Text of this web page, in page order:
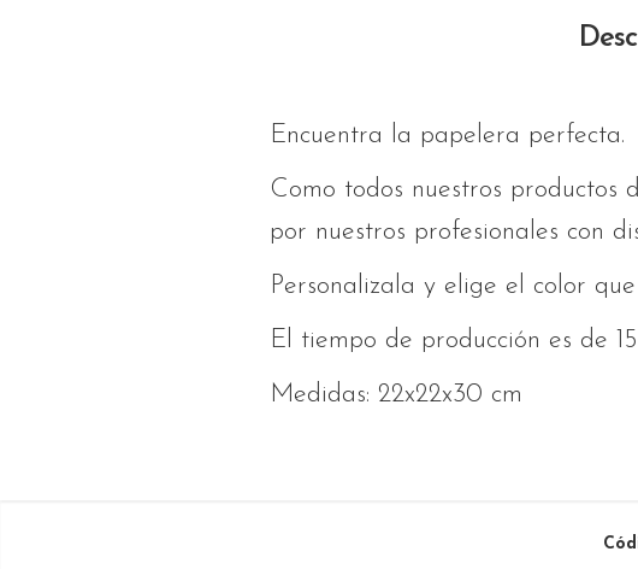
Encuentra la papelera perfecta.
Como todos nuestros
por nuestros profesionales con
Personalizala y elige el color
El tiempo de producción es de
Medidas: 22x22x30 cm